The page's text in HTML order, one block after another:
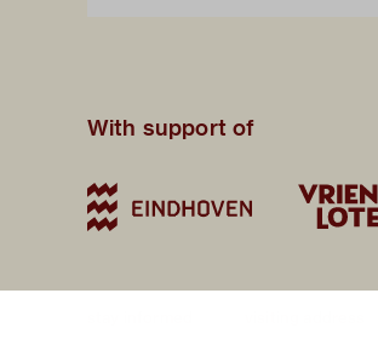
With support of